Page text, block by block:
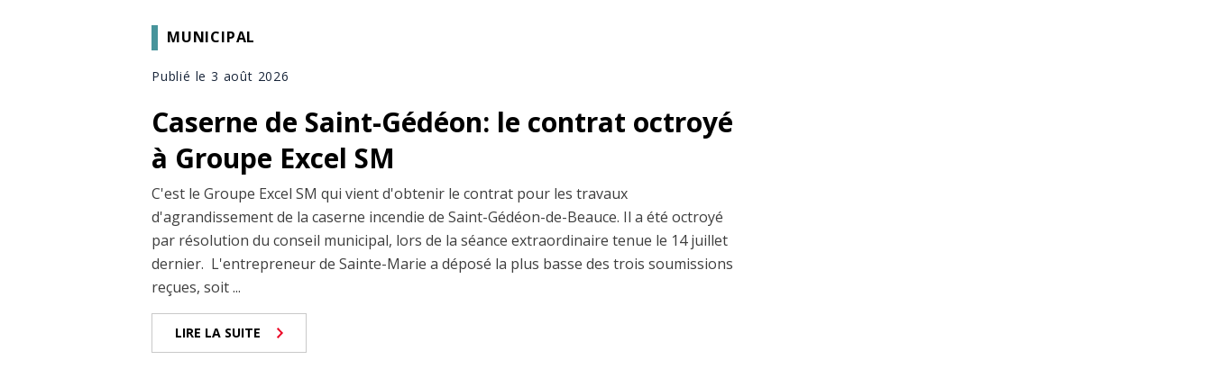
MUNICIPAL
Publié le 3 août 2026
Caserne de Saint-Gédéon: le contrat octroyé
à Groupe Excel SM
C'est le Groupe Excel SM qui vient d'obtenir le contrat pour les travaux
d'agrandissement de la caserne incendie de Saint-Gédéon-de-Beauce. Il a été octroyé
par résolution du conseil municipal, lors de la séance extraordinaire tenue le 14 juillet
dernier. L'entrepreneur de Sainte-Marie a déposé la plus basse des trois soumissions
reçues, soit ...
LIRE LA SUITE